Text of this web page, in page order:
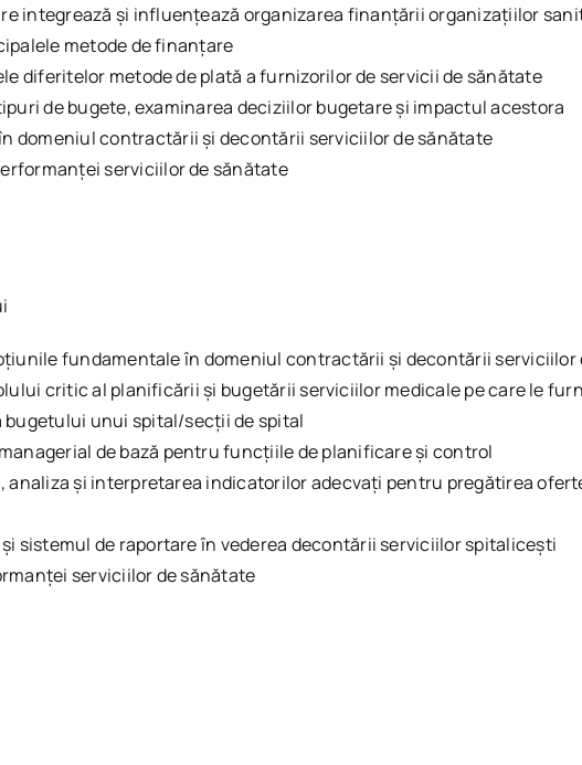
integrează și influențează organizarea finanțării organizațiilor
metode de finanțare
diferitelor metode de plată a furnizorilor de servicii de sănătate
de bugete, examinarea deciziilor bugetare și impactul acestora
domeniul contractării și decontării serviciilor de sănătate
serviciilor de sănătate
fundamentale în domeniul contractării și decontării serviciilor
critic al planificării și bugetării serviciilor medicale pe care le
bugetului unui spital/secții de spital
de bază pentru funcțiile de planificare și control
analiza și interpretarea indicatorilor adecvați pentru pregătirea
sistemul de raportare în vederea decontării serviciilor spitalicești
serviciilor de sănătate